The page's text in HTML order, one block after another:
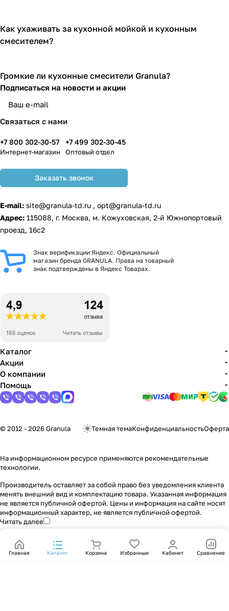
Как ухаживать за кухонной мойкой и кухонным
смесителем?
Громкие ли кухонные смесители Granula?
Подписаться на новости и акции
Связаться с нами
+7 800 302-30-57
Интернет-магазин
+7 499 302-30-45
Оптовый отдел
Заказать звонок
E-mail: site@granula-td.ru , opt@granula-td.ru
Адрес: 115088, г. Москва, м. Кожуховская, 2-й Южнопортовый
проезд, 16с2
Знак верификации Яндекс. Официальный
магазин бренда GRANULA. Права на товарный
знак подтверждены в Яндекс Товарах.
Каталог
Акции
О компании
Помощь
© 2012 - 2026 Granula Темная темаКонфиденциальностьОферта
На информационном ресурсе применяются рекомендательные
технологии.
Производитель оставляет за собой право без уведомления клиента
менять внешний вид и комплектацию товара. Указанная информация
не является публичной офертой. Цены и информация на сайте носят
информационный характер, не является публичной офертой.
Читать далее
Главная Каталог Корзина Избранные Кабинет Сравнение